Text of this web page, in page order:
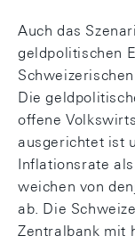
Auch das
geldpolitischen
Die
offene
ausgerichtet ist
Inflationsrate
weichen von
ab. Die
Zentralbank mit